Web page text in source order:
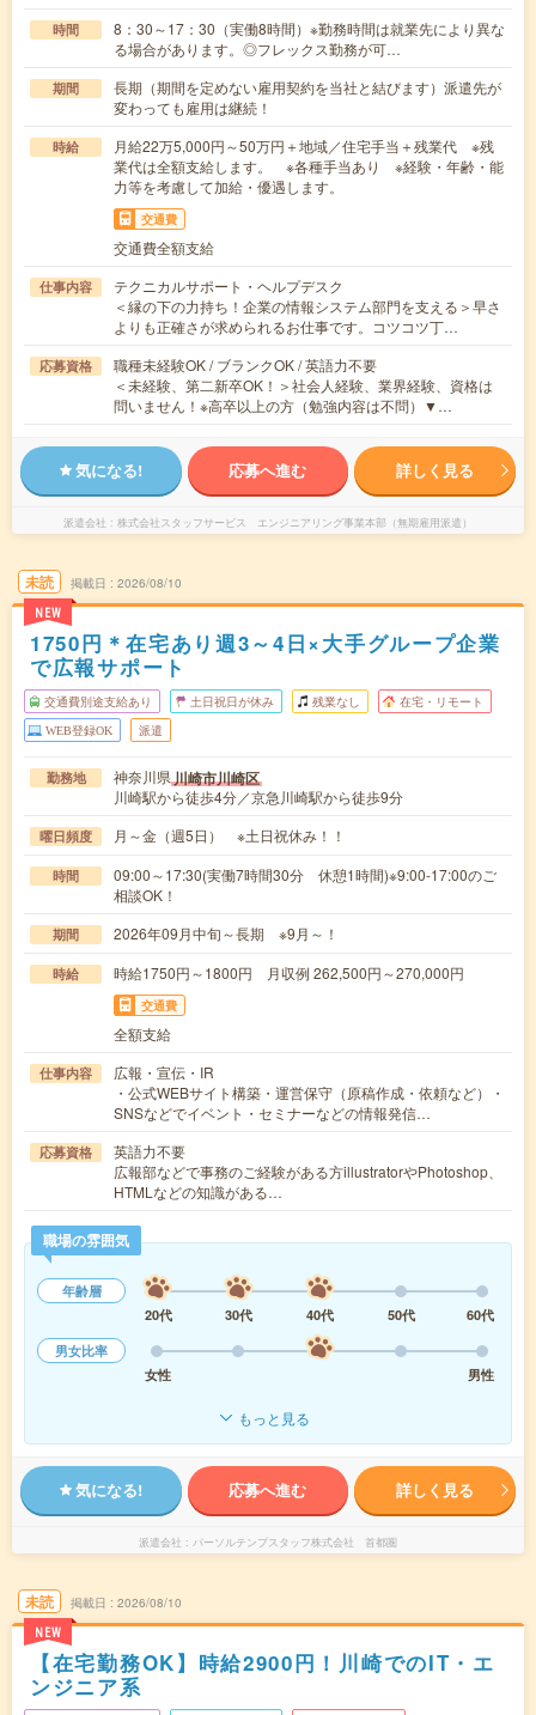
時間
8：30～17：30（実働8時間）※勤務時間は就業先により異な
る場合があります。◎フレックス勤務が可…
期間
長期（期間を定めない雇用契約を当社と結びます）派遣先が
変わっても雇用は継続！
時給
月給22万5,000円～50万円＋地域／住宅手当＋残業代 ※残
業代は全額支給します。 ※各種手当あり ※経験・年齢・能
力等を考慮して加給・優遇します。
交通費
交通費全額支給
仕事内容
テクニカルサポート・ヘルプデスク
＜縁の下の力持ち！企業の情報システム部門を支える＞早さ
よりも正確さが求められるお仕事です。コツコツ丁…
応募資格
職種未経験OK / ブランクOK / 英語力不要
＜未経験、第二新卒OK！＞社会人経験、業界経験、資格は
問いません！※高卒以上の方（勉強内容は不問）▼…
気になる! 応募へ進む 詳しく見る
派遣会社 株式会社スタッフサービス エンジニアリング事業本部（無期雇用派遣）
未読
NEW
掲載日 2026/08/10
1750円＊在宅あり週3～4日×大手グループ企業
で広報サポート
交通費別途支給あり 土日祝日が休み 残業なし 在宅・リモート
WEB登録OK 派遣
勤務地 神奈川県川崎市川崎区
川崎駅から徒歩4分／京急川崎駅から徒歩9分
曜日頻度 月～金（週5日） ※土日祝休み！！
時間
09:00～17:30(実働7時間30分 休憩1時間)※9:00-17:00のご
相談OK！
期間 2026年09月中旬～長期 ※9月～！
時給 時給1750円～1800円 月収例 262,500円～270,000円
交通費
全額支給
仕事内容
広報・宣伝・IR
・公式WEBサイト構築・運営保守（原稿作成・依頼など）・
SNSなどでイベント・セミナーなどの情報発信…
応募資格
英語力不要
広報部などで事務のご経験がある方illustratorやPhotoshop、
HTMLなどの知識がある…
職場の雰囲気
年齢層
20代
30代 40代 50代
60代
男女比率
女性
男性
もっと見る
気になる! 応募へ進む 詳しく見る
派遣会社 パーソルテンプスタッフ株式会社 首都圏
未読
NEW
掲載日 2026/08/10
【在宅勤務OK】時給2900円！川崎でのIT・エ
ンジニア系